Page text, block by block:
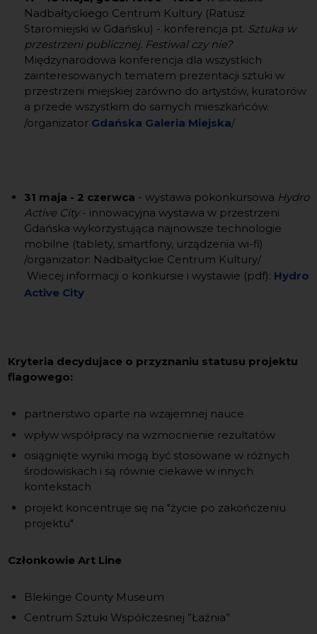
Nadbałtyckiego Centrum Kultury (Ratusz
Staromiejski w Gdańsku) - konferencja pt. Sztuka w
przestrzeni publicznej. Festiwal czy nie?
Międzynarodowa konferencja dla wszystkich
zainteresowanych tematem prezentacji sztuki w
przestrzeni miejskiej zarówno do artystów, kuratorów
a przede wszystkim do samych mieszkańców.
/organizator Gdańska Galeria Miejska/
31 maja - 2 czerwca - wystawa pokonkursowa Hydro
Active City- innowacyjna wystawa w przestrzeni
Gdańska wykorzystująca najnowsze technologie
mobilne (tablety, smartfony, urządzenia wi-fi)
/organizator: Nadbałtyckie Centrum Kultury/
Wiecej informacji o konkursie i wystawie (pdf): Hydro
Active City
Kryteria decydujace o przyznaniu statusu projektu
flagowego:
partnerstwo oparte na wzajemnej nauce
wpływ współpracy na wzmocnienie rezultatów
osiągnięte wyniki mogą być stosowane w różnych
środowiskach i są równie ciekawe w innych
kontekstach
projekt koncentruje się na "życie po zakończeniu
projektu"
Członkowie Art Line
Blekinge County Museum
Centrum Sztuki Współczesnej ”Łaźnia”